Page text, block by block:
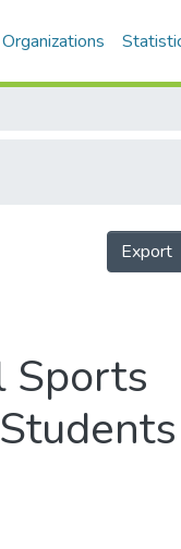
Organizations
Export
Sports